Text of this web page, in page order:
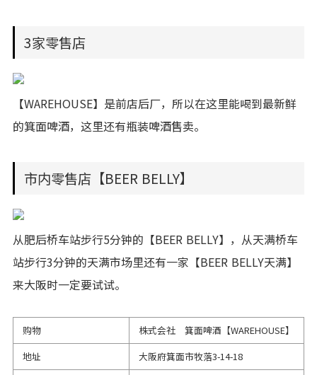
3家零售店
【WAREHOUSE】是前店后厂，所以在这里能喝到最新鲜
的箕面啤酒，这里还有瓶装啤酒售卖。
市内零售店【BEER BELLY】
从肥后桥车站步行5分钟的【BEER BELLY】，从天满桥车
站步行3分钟的天满市场里还有一家【BEER BELLY天满】
来大阪时一定要试试。
购物
株式会社 箕面啤酒【WAREHOUSE】
地址
大阪府箕面市牧落3-14-18